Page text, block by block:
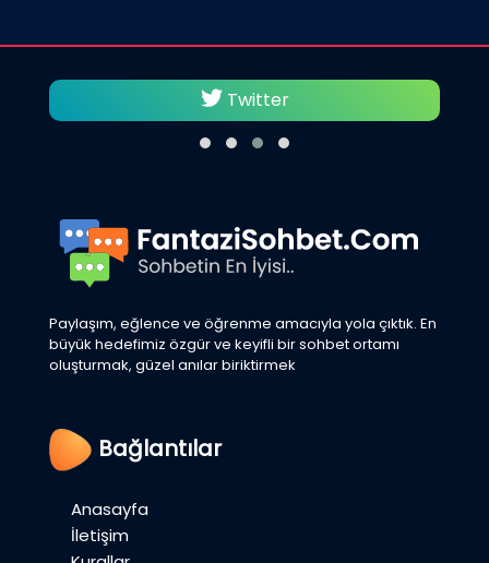
Twitter
Paylaşım, eğlence ve öğrenme amacıyla yola çıktık. En
büyük hedefimiz özgür ve keyifli bir sohbet ortamı
oluşturmak, güzel anılar biriktirmek
Bağlantılar
Anasayfa
İletişim